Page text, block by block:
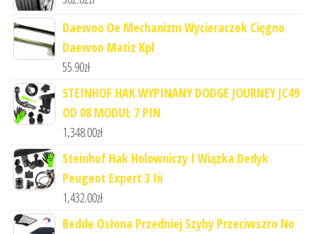
Daewoo Oe Mechanizm Wycieraczek Cięgno
Daewoo Matiz Kpl
55.90zł
STEINHOF HAK WYPINANY DODGE JOURNEY JC49
OD 08 MODUŁ 7 PIN
1,348.00zł
Steinhof Hak Holowniczy I Wiązka Dedyk
Peugeot Expert 3 Iii
1,432.00zł
Bedde Osłona Przedniej Szyby Przeciwszro No